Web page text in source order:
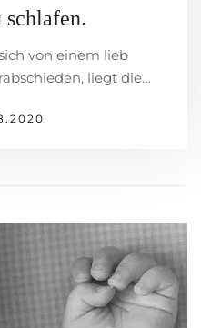
von einem lieb
liegt die…